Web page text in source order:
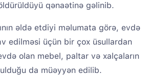
qənaətinə gəlinib.
əldə etdiyi məlumata görə, evdə
edilməsi üçün bir çox üsullardan
olan mebel, paltar və xalçaların
da müəyyən edilib.